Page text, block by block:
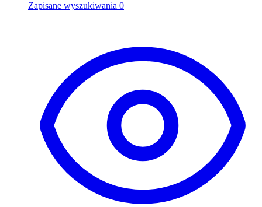
Zapisane wyszukiwania 0